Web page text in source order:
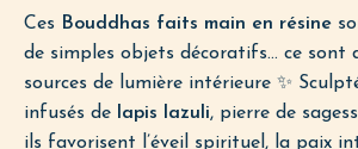
Ces Bouddhas faits main en résine
de simples objets décoratifs… ce sont
sources de lumière intérieure ✨
infusés de
lapis lazuli, pierre de
ils favorisent l’éveil spirituel, la paix